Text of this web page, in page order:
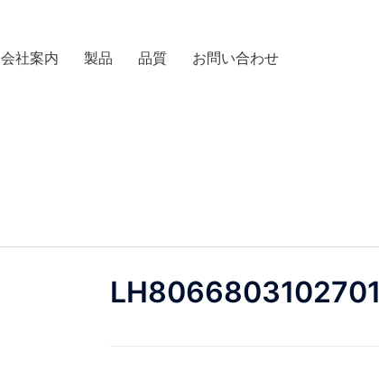
会社案内 製品 品質 お問い合わせ
LH8066803102701